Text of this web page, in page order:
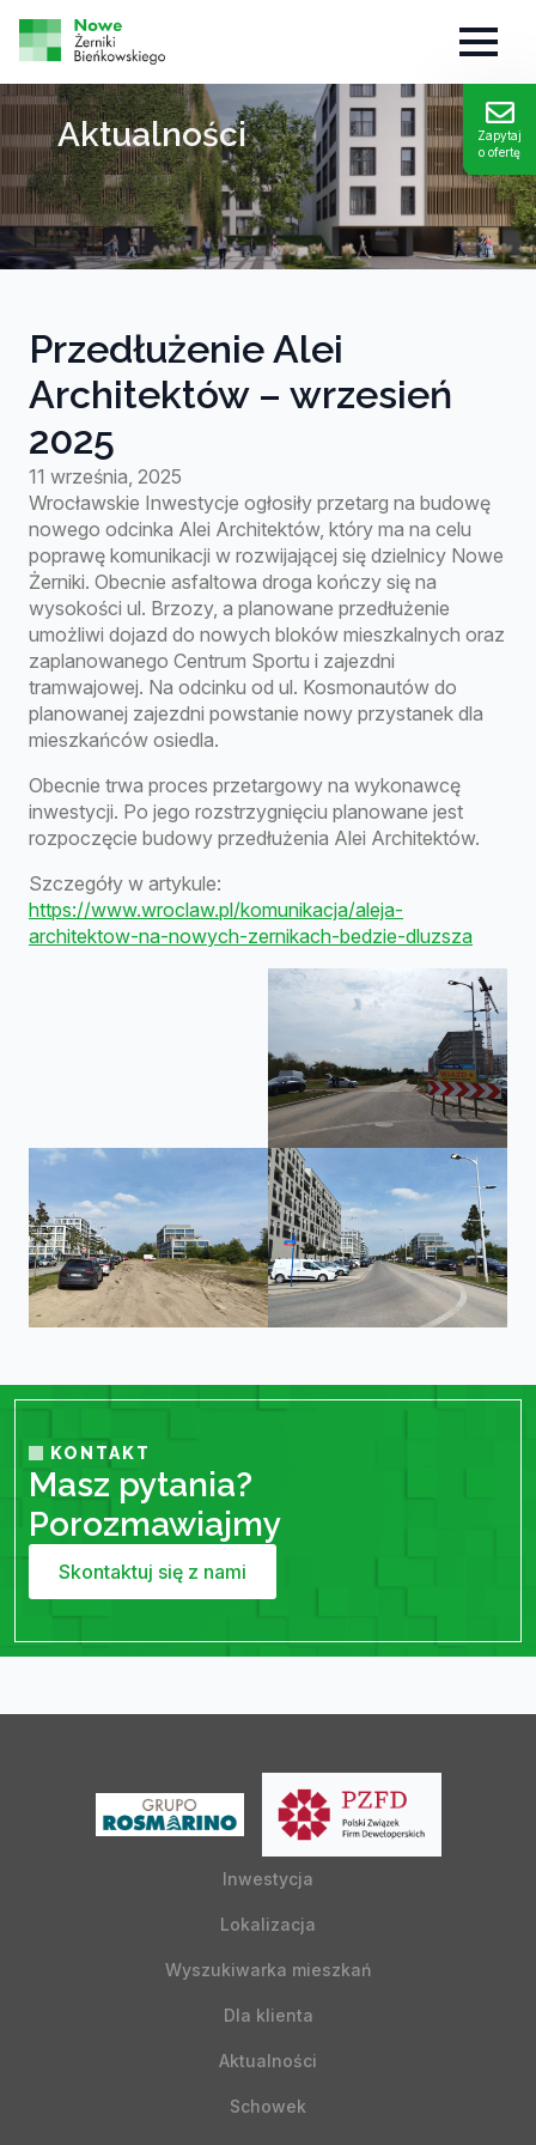
Zapytaj
o ofertę
Aktualności
Przedłużenie Alei
Architektów – wrzesień
2025
11 września, 2025
Wrocławskie Inwestycje ogłosiły przetarg na budowę
nowego odcinka Alei Architektów, który ma na celu
poprawę komunikacji w rozwijającej się dzielnicy Nowe
Żerniki. Obecnie asfaltowa droga kończy się na
wysokości ul. Brzozy, a planowane przedłużenie
umożliwi dojazd do nowych bloków mieszkalnych oraz
zaplanowanego Centrum Sportu i zajezdni
tramwajowej. Na odcinku od ul. Kosmonautów do
planowanej zajezdni powstanie nowy przystanek dla
mieszkańców osiedla.
Obecnie trwa proces przetargowy na wykonawcę
inwestycji. Po jego rozstrzygnięciu planowane jest
rozpoczęcie budowy przedłużenia Alei Architektów.
Szczegóły w artykule:
https://www.wroclaw.pl/komunikacja/aleja-
architektow-na-nowych-zernikach-bedzie-dluzsza
KONTAKT
Masz pytania?
Porozmawiajmy
Skontaktuj się z nami
Inwestycja
Lokalizacja
Wyszukiwarka mieszkań
Dla klienta
Aktualności
Schowek